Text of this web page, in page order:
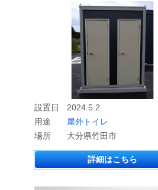
設置日
2024.5.2
用途
屋外トイレ
場所
大分県竹田市
詳細はこちら